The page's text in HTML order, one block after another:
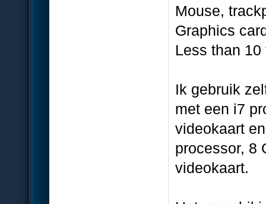
Mouse,
Graphics
Less than 10
Ik gebruik
met een i7
videokaart
processor, 8
videokaart.